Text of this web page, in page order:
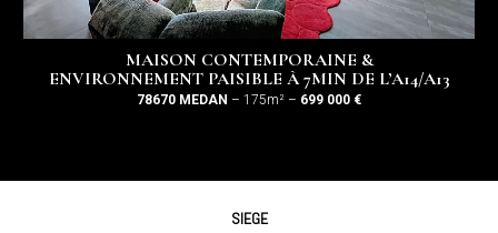
MAISON CONTEMPORAINE &
ENVIRONNEMENT PAISIBLE À 7MIN DE L’A14/A13
78670 MEDAN – 175m² – 699 000 €
SIEGE